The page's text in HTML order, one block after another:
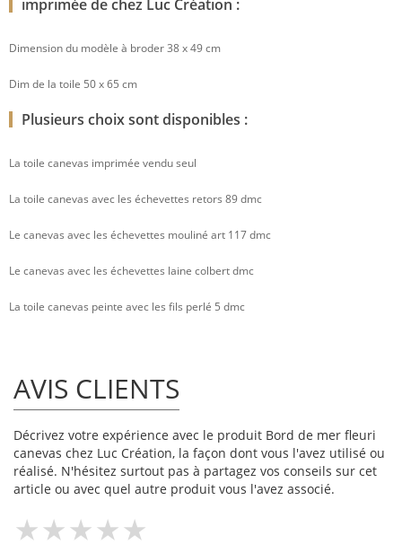
imprimée de chez Luc Création :
Dimension du modèle à broder 38 x 49 cm
Dim de la toile 50 x 65 cm
Plusieurs choix sont disponibles :
La toile canevas imprimée vendu seul
La toile canevas avec les échevettes retors 89 dmc
Le canevas avec les échevettes mouliné art 117 dmc
Le canevas avec les échevettes laine colbert dmc
La toile canevas peinte avec les fils perlé 5 dmc
AVIS CLIENTS
Décrivez votre expérience avec le produit Bord de mer fleuri
canevas chez Luc Création, la façon dont vous l'avez utilisé ou
réalisé. N'hésitez surtout pas à partagez vos conseils sur cet
article ou avec quel autre produit vous l'avez associé.